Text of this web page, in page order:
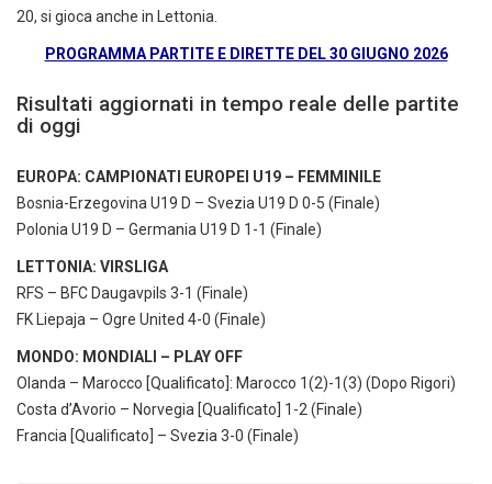
20, si gioca anche in Lettonia.
PROGRAMMA PARTITE E DIRETTE DEL 30 GIUGNO 2026
Risultati aggiornati in tempo reale delle partite
di oggi
EUROPA: CAMPIONATI EUROPEI U19 – FEMMINILE
Bosnia-Erzegovina U19 D – Svezia U19 D 0-5 (Finale)
Polonia U19 D – Germania U19 D 1-1 (Finale)
LETTONIA: VIRSLIGA
RFS – BFC Daugavpils 3-1 (Finale)
FK Liepaja – Ogre United 4-0 (Finale)
MONDO: MONDIALI – PLAY OFF
Olanda – Marocco [Qualificato]: Marocco 1(2)-1(3) (Dopo Rigori)
Costa d’Avorio – Norvegia [Qualificato] 1-2 (Finale)
Francia [Qualificato] – Svezia 3-0 (Finale)